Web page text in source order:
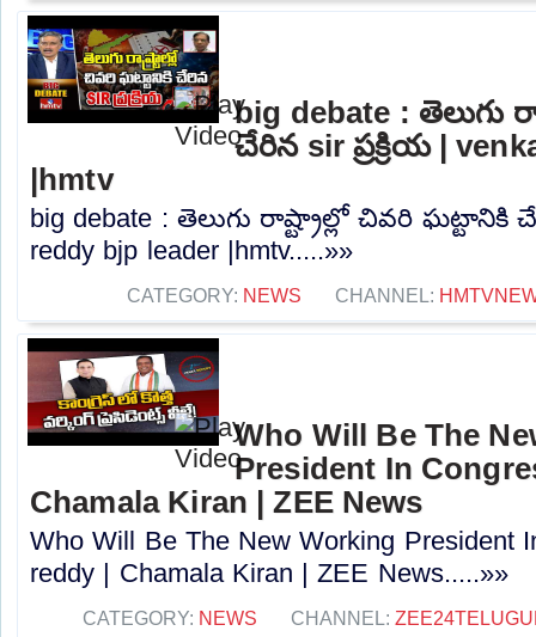
big debate : తెలుగు
చేరిన sir ప్రక్రియ |
|hmtv
big debate : తెలుగు రాష్ట్రాల్లో చివరి ఘట్టానికి
reddy bjp leader |hmtv.....»»
CATEGORY: NEWS CHANNEL:
Who Will Be The
President In
Chamala Kiran | ZEE News
Who Will Be The New Working President
reddy | Chamala Kiran | ZEE News.....»»
CATEGORY: NEWS CHANNEL: